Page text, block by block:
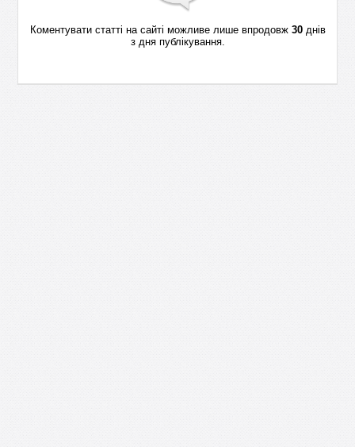
Коментувати статті на сайті можливе лише впродовж 30днів
з дня публікування.